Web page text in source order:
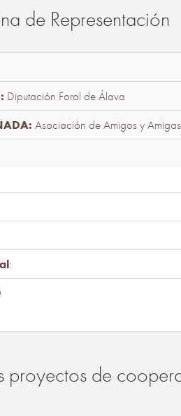
de Representación
Diputación Foral de Álava
Asociación de Amigos y
:
proyectos de